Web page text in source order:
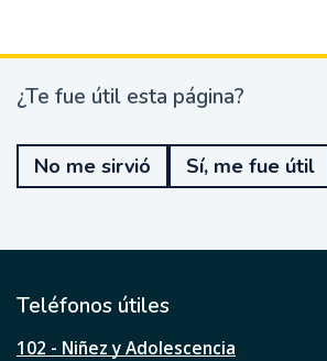
¿
e
u
t
l
s
¿Te fue útil esta página?
No me sirvió Sí, me fue útil
Teléfonos útiles
102 - Niñez y Adolescencia